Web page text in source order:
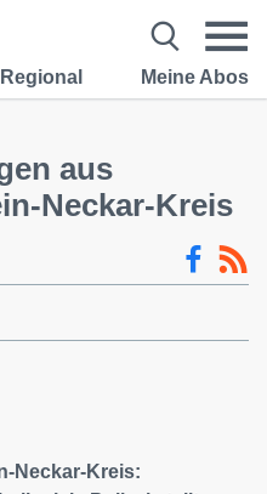
Regional Meine Abos
aus
Neckar-Kreis
Neckar-Kreis: